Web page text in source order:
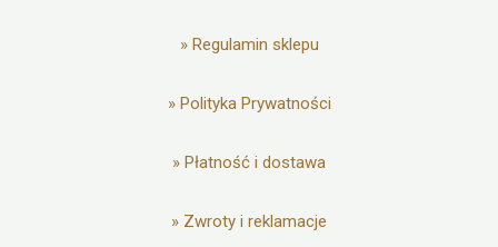
» Regulamin sklepu
» Polityka Prywatności
» Płatność i dostawa
» Zwroty i reklamacje